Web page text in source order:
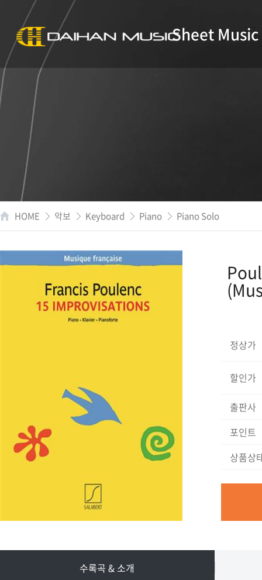
Sheet Music
HOME 악보 Keyboard Piano Piano Solo
정상가
할인가
출판사
포인트
상품상
수록곡 & 소개